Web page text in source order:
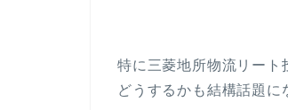
特に三菱地所物流リート
どうするかも結構話題に